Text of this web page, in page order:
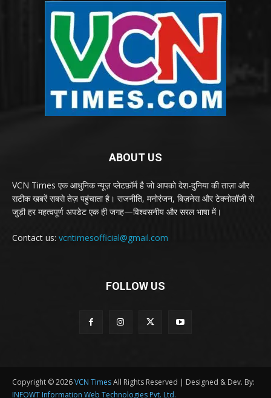
ABOUT US
VCN Times एक आधुनिक न्यूज़ प्लेटफ़ॉर्म है जो आपको देश-दुनिया की ताज़ा और
सटीक खबरें सबसे तेज़ पहुंचाता है। राजनीति, मनोरंजन, बिज़नेस और टेक्नोलॉजी से
जुड़ी हर महत्वपूर्ण अपडेट एक ही जगह—विश्वसनीय और सरल भाषा में।
Contact us: vcntimesofficial@gmail.com
FOLLOW US
Copyright © 2026VCN TimesAll Rights Reserved | Designed & Dev. By:
INFOWT Information Web Technologies Pvt. Ltd.